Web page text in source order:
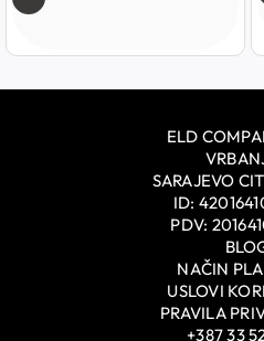
ELD
SARAJEVO
ID:
PDV:
NAČIN
USLOVI
PRAVILA
+387 33